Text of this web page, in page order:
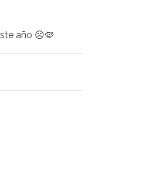
año ☹️🦠